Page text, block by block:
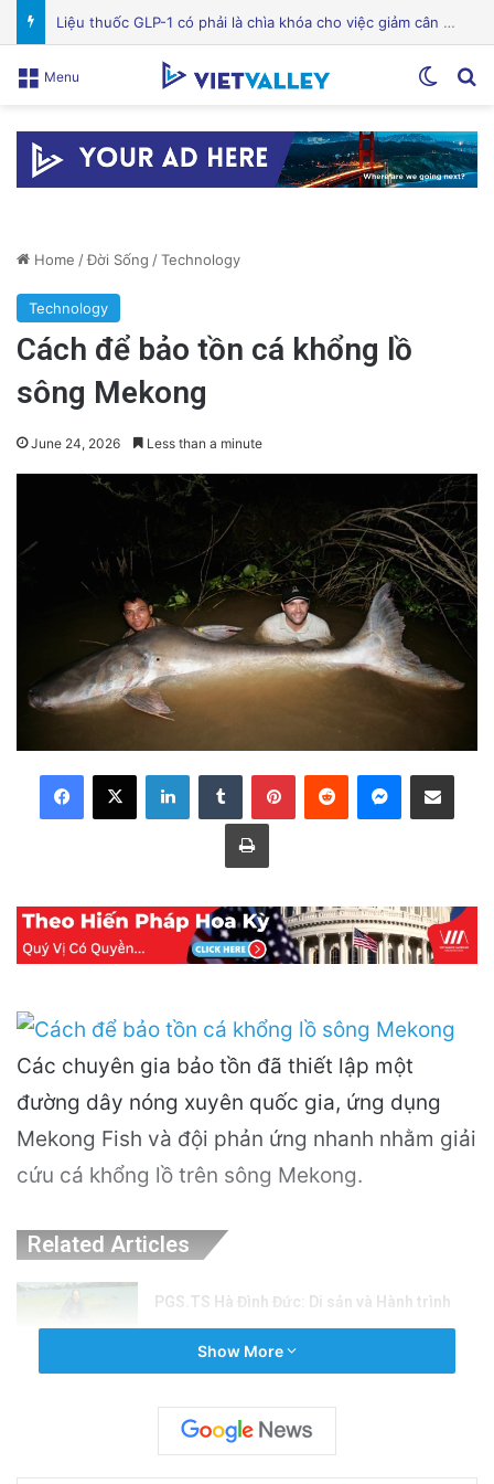
Bệnh viện Silicon Valley: Một trong những cơ sở y tế hàng đầu tại Mỹ
Menu
Home /Đời Sống /Technology
Technology
Cách để bảo tồn cá khổng lồ
sông Mekong
June 24, 2026 Less than a minute
LinkedInTumblr PinterestReddit Messenger
Share via Email
Print
Các chuyên gia bảo tồn đã thiết lập một
đường dây nóng xuyên quốc gia, ứng dụng
Mekong Fish và đội phản ứng nhanh nhằm giải
cứu cá khổng lồ trên sông Mekong.
Related Articles
PGS.TS Hà Đình Đức: Di sản và Hành trình
Khám Phá Máy Đào Hầm Nổ Đá Đầu Tiên
Trên Thế Giới: Bước Đột Phá Trong Công
Show More